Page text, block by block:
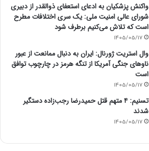
واکنش پزشکیان به ادعای استعفای ذوالقدر از دبیری
شورای عالی امنیت ملی: یک سری اختلافات مطرح
است که تلاش می‌کنیم برطرف شود
1405/05/17
وال استریت ژورنال: ایران به دنبال ممانعت از عبور
ناوهای جنگی آمریکا از تنگه هرمز در چارچوب توافق
است
1405/05/17
تسنیم: ۴ متهم قتل حمیدرضا رجب‌زاده دستگیر
شدند
1405/05/17